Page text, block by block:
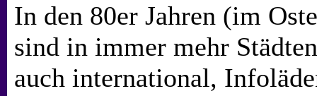
In den 80er Jahren (im
sind in immer mehr
auch international,